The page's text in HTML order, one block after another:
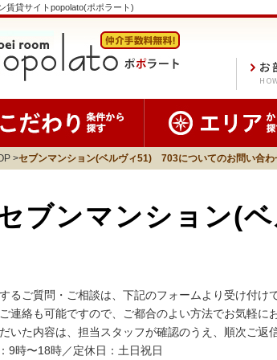
賃貸サイトpopolato(ポポラート)
お
セブンマンション(ベルヴィ51) 703についてのお問い合わ
ブンマンション(
るご質問・ご相談は、下記のフォームより受け付け
連絡も可能ですので、ご都合のよい方法でお気軽に
いた内容は、担当スタッフが確認のうえ、順次ご返
9時〜18時／定休日：土日祝日